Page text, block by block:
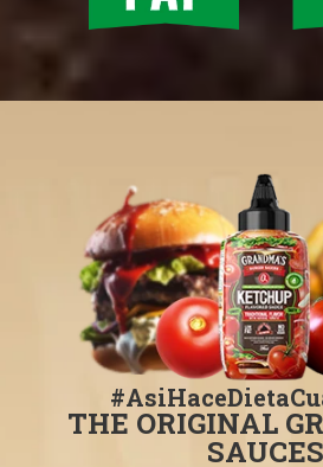
THE ORIGINAL
SAUCES